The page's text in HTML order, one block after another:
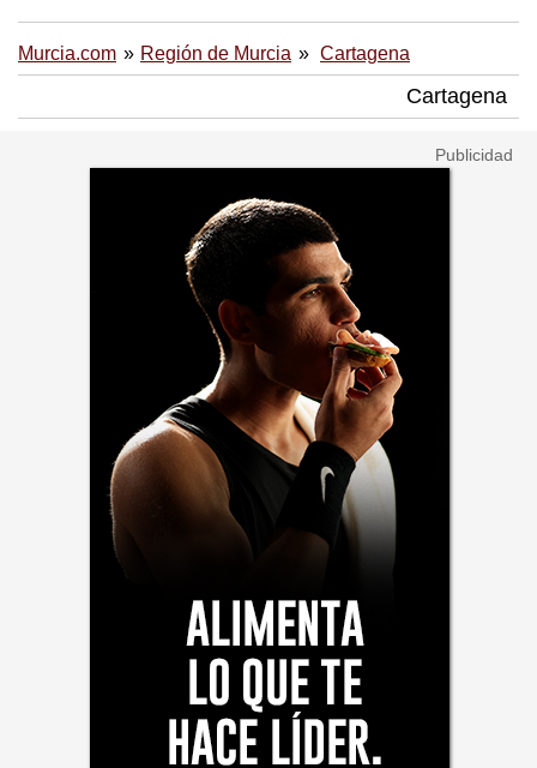
Murcia.com Región de Murcia Cartagena
Cartagena